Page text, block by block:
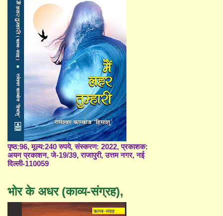
पृष्ठ:96, मूल्य:240 रुपये, संस्करण: 2022, प्रकाशक:
अयन प्रकाशन, जे-19/39, राजापुरी, उत्तम नगर, नई
दिल्ली-110059
भोर के अधर (काव्य-संग्रह),